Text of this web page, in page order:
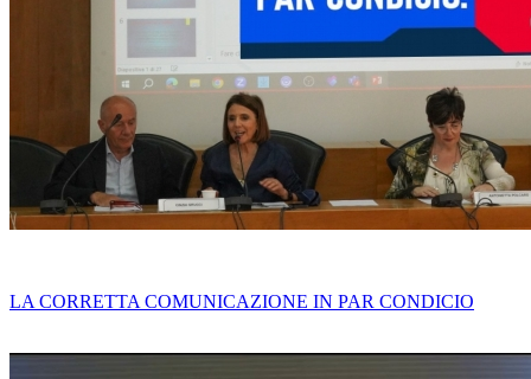
LA CORRETTA COMUNICAZIONE IN PAR CONDICIO